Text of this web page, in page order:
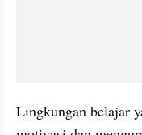
Lingkungan belajar